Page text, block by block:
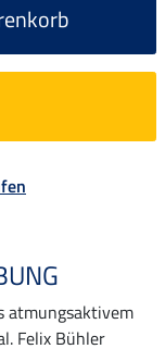
atmungsaktivem
Felix Bühler